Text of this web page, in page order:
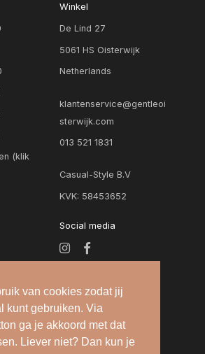
van cookies zodat jij
kunt gebruiken. Via
ga je akkoord met dat
Liever niet? Dan kun je
(klik
Winkel
De Lind 27
5061 HS Oisterwijk
Netherlands
klantenservice@gentleoi
sterwijk.com
013 521 1831
Casual-Style B.V
KVK: 58453652
Social media